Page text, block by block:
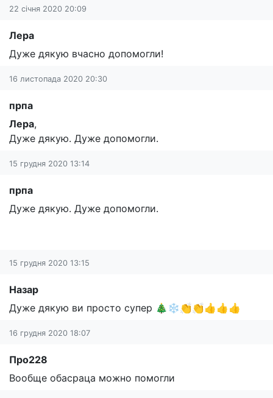
22 січня 2020 20:09
Лера
Дуже дякую вчасно допомогли!
16 листопада 2020 20:30
прпа
Лера,
Дуже дякую. Дуже допомогли.
15 грудня 2020 13:14
прпа
Дуже дякую. Дуже допомогли.
15 грудня 2020 13:15
Назар
Дуже дякую ви просто супер 🎄❄️👏👏👍👍👍
16 грудня 2020 18:07
Про228
Вообще обасраца можно помогли